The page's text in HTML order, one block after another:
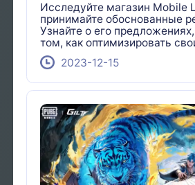
Исследуйте магазин Mobile
принимайте обоснованные
Узнайте о его
том, как оптимизировать
внутриигровые покупки.
2023-12-15